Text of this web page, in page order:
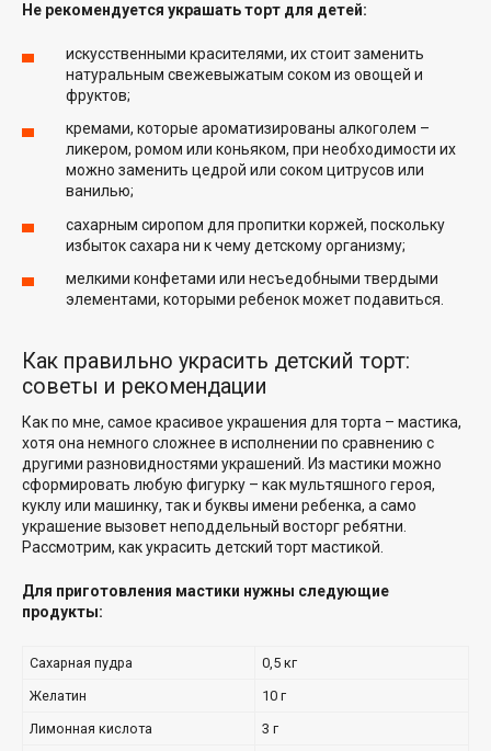
Не рекомендуется украшать торт для детей:
искусственными красителями, их стоит заменить
натуральным свежевыжатым соком из овощей и
фруктов;
кремами, которые ароматизированы алкоголем –
ликером, ромом или коньяком, при необходимости их
можно заменить цедрой или соком цитрусов или
ванилью;
сахарным сиропом для пропитки коржей, поскольку
избыток сахара ни к чему детскому организму;
мелкими конфетами или несъедобными твердыми
элементами, которыми ребенок может подавиться.
Как правильно украсить детский торт:
советы и рекомендации
Как по мне, самое красивое украшения для торта – мастика,
хотя она немного сложнее в исполнении по сравнению с
другими разновидностями украшений. Из мастики можно
сформировать любую фигурку – как мультяшного героя,
куклу или машинку, так и буквы имени ребенка, а само
украшение вызовет неподдельный восторг ребятни.
Рассмотрим, как украсить детский торт мастикой.
Для приготовления мастики нужны следующие
продукты:
Сахарная пудра
0,5 кг
Желатин
10 г
Лимонная кислота
3 г